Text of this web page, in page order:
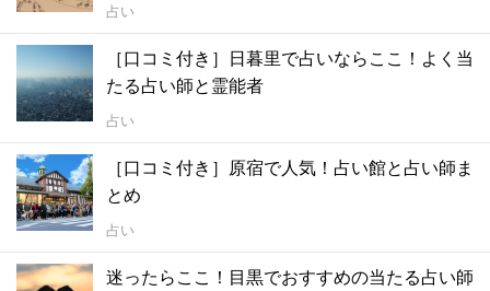
占い
［口コミ付き］日暮里で占いならここ！よく当
たる占い師と霊能者
占い
［口コミ付き］原宿で人気！占い館と占い師ま
とめ
占い
迷ったらここ！目黒でおすすめの当たる占い師